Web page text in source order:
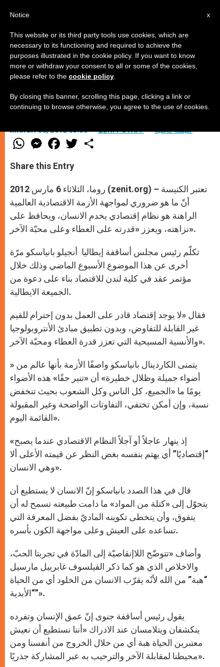
نظام إقتصادي يخدم الانسان
الكاردينال بانياسكو
MARCH 06, 2012 00:00 ZENIT STAFF كنيسة محليّة
W
h
t
s
p
p
M
e
s
e
g
e
r
F
a
e
b
o
k
w
r
Share this Entry
روما، الثلاثاء 6 مارس 2012 (zenit.org) – تعتبر الكنيسة
أنّ ما هو ضروري لمواجهة الأزمة الاقتصادية العالمية
الراهنة هو نظام إقتصادي يخدم الانسان، ويحافظ على
نزاهته، ويعزز «قدرته على العطاء وعلى محبّة الآخر».
تكلّم رئيس مجلس أساقفة إيطاليا أنجيلو بانياسكو مرّة
أخرى عن هذا الموضوع الأسبوع الماضي وذلك خلال
مؤتمر عقد في كلية لندن للاقتصاد بناء على دعوة من
الجميعة الايطالية.
فقال «لا يوجد إقتصاد قادر على العمل بدون إحترام للقيم
غير القابلة للتفاوض، وبدون تطبيق مبادئ الأنتروبولوجيا
والأنسية المسيحية التي تعزز قدرة العطاء ومحبّة الآخر».
يتمنى الكاردينال بانياسكو واصفًا الأزمة بأنها عالم من «
أضواء جميلة وظلال خطيرة» أن «تنير حقًا» هذه الأضواء
يومًا ما «الجميع، كل الناس وكل الشعوب بحيث تنخفض
نسبة، وإن أمكن تختفي، التفاوتات الواضحة وغير المقبولة
القائمة اليوم».
«إذ ينهار عاجلاً أو آجلاً النظام الاقتصادي عندما يصبح
“إقتصاديًا” أي يهتم بنفسه بغض النظر عن قيمته الأعلى ألا
وهي الانسان».
قال في هذا الصدد بانياسكو إنّ الانسان لا يستطيع أن
يتحوّل إلى «كتلة من المواد» ما دامت طبيعته تسمح له أن
يتفوق، وأن يتخطى تكوينه الماديّ بفضل المعرفة التي
تساعده على العيش وعلى مواجهة الكون بأسره.
وأضاف «تتوضّح اللاإنقاصيّة إلى المادّة في تجربتا الحبّ،
والاخلاص الذي هو كما ذكر الفيلسوف غابرييل مارسيل
“هبة” من الله لأنّه يقرّب الانسان من الخلود أي من الحياة
“الأبدية”».
يقول رئيس أساقفة جنوى إنّ عمق الإنسان وتفرده
ينكشفان ويتلامسان عند الادراك «أننا نستطيع أن نعيش
معتبرين الحياة هبة أي من خلال الخروج من أنفسنا ومن
محيطنا لمقابلة الآخر والترحيب به عبر المشاركة جذريًا».
x
Notice
This website or its third party tools use cookies, which are
necessary to its functioning and required to achieve the
purposes illustrated in the cookie policy. If you want to know
more or withdraw your consent to all or some of the cookies,
please refer to the cookie policy
By closing this banner, scrolling this page, clicking a link or
continuing to browse otherwise, you agree to the use of cookies.